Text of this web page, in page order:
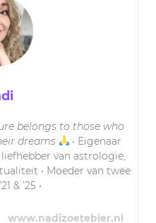
belongs to those who
dreams
• Eigenaar
van astrologie,
• Moeder van twee
& ’25 •
www.nadizoetebier.nl